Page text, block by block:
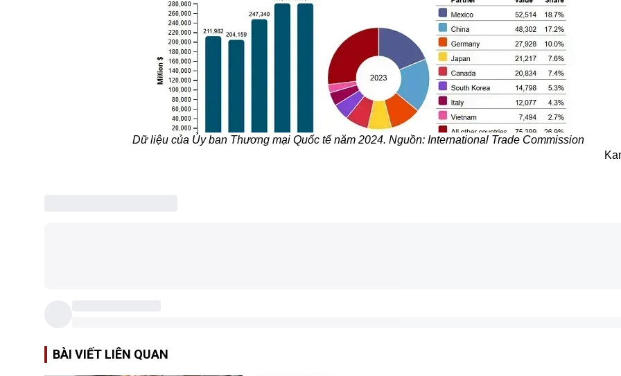
Dữ liệu của Ủy ban Thương mại Quốc tế năm 2024. Nguồn: International Trade Commission
BÀI VIẾT LIÊN QUAN